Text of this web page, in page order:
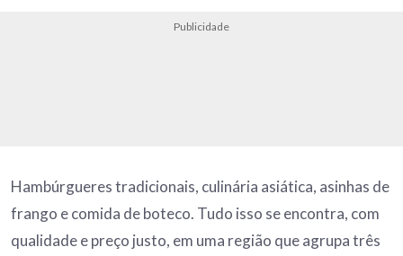
Publicidade
Hambúrgueres tradicionais, culinária asiática, asinhas de
frango e comida de boteco. Tudo isso se encontra, com
qualidade e preço justo, em uma região que agrupa três